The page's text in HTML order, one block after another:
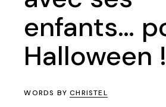
enfants…
Halloween !
WORDS BYCHRISTEL